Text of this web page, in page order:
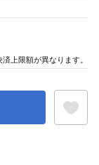
上限額が異なります。